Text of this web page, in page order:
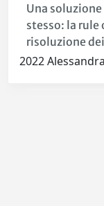
Una
stesso: la
risoluzione
2022